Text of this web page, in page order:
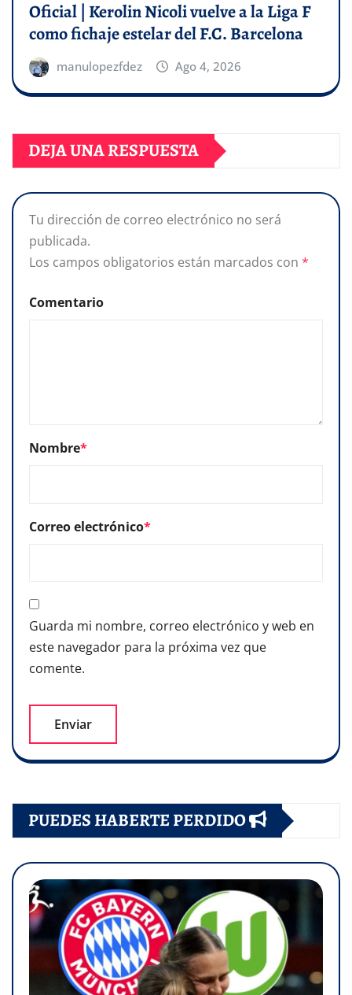
Oficial | Kerolin Nicoli vuelve a la Liga F
como fichaje estelar del F.C. Barcelona
manulopezfdez Ago 4, 2026
DEJA UNA RESPUESTA
Tu dirección de correo electrónico no será
publicada.
Los campos obligatorios están marcados con *
Comentario
Nombre*
Correo electrónico*
Guarda mi nombre, correo electrónico y web en
este navegador para la próxima vez que
comente.
PUEDES HABERTE PERDIDO